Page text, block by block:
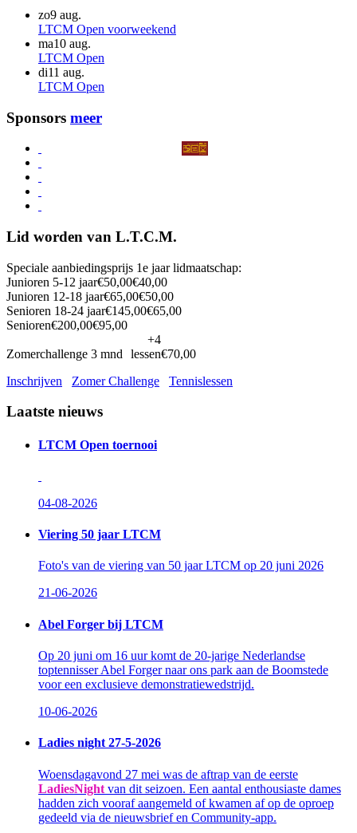
zo9 aug.
LTCM Open voorweekend
ma10 aug.
LTCM Open
di11 aug.
LTCM Open
Sponsors meer
Lid worden van L.T.C.M.
Speciale aanbiedingsprijs 1e jaar lidmaatschap:
Junioren 5-12 jaar€50,00€40,00
Junioren 12-18 jaar€65,00€50,00
Senioren 18-24 jaar€145,00€65,00
Senioren€200,00€95,00
Zomerchallenge 3 mnd
+4
lessen€70,00
Inschrijven
Zomer Challenge Tennislessen
Laatste nieuws
LTCM Open toernooi
04-08-2026
Viering 50 jaar LTCM
Foto's van de viering van 50 jaar LTCM op 20 juni 2026
21-06-2026
Abel Forger bij LTCM
Op 20 juni om 16 uur komt de 20-jarige Nederlandse
toptennisser Abel Forger naar ons park aan de Boomstede
voor een exclusieve demonstratiewedstrijd.
10-06-2026
Ladies night 27-5-2026
Woensdagavond 27 mei was de aftrap van de eerste
LadiesNight van dit seizoen. Een aantal enthousiaste dames
hadden zich vooraf aangemeld of kwamen af op de oproep
gedeeld via de nieuwsbrief en Community-app.